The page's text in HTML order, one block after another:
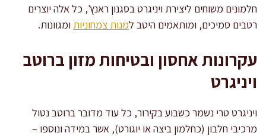
חלמונים משוחים ליצירת ויניגרט בסגנון ראנץ', כל אלה יוצרים
רטבים סמיכים, ומותאמים היטב למנות צמחוניות ומגוונות.
עקרונות אחסון ובטיחות מזון ברוטב
ויניגרט
ויניגרט טרי נשמר כשבוע בקירור, כל עוד מדובר ברוטב נטול
מרכיבי חלבון (כחלמון ביצה או יוגורט), אשר במידה ונוספו –